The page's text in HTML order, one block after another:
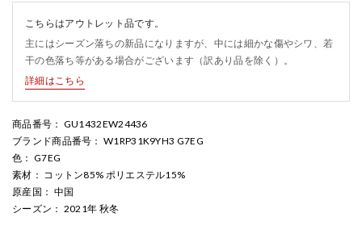
こちらはアウトレット品です。
主にはシーズン落ちの新品になりますが、中には細かな傷やシワ、若
干の色落ち等がある場合がございます（訳あり品を除く）。
詳細はこちら
商品番号 ： GU1432EW24436
ブランド商品番号 ： W1RP31K9YH3 G7EG
色 ： G7EG
素材 ： コットン85% ポリエステル15%
原産国 ： 中国
シーズン ： 2021年 秋冬